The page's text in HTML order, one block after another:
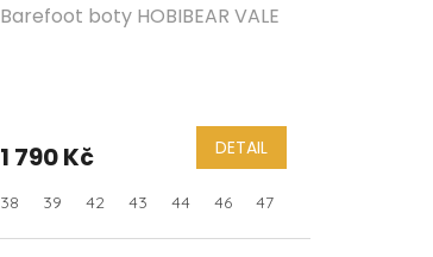
Barefoot boty HOBIBEAR VALE
1 790 Kč DETAIL
38 39 42 43 44 46 47